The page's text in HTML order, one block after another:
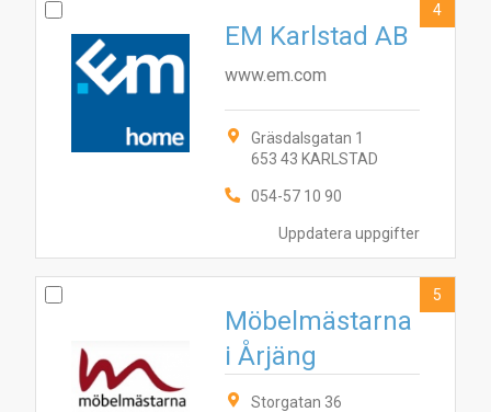
Uppdatera uppgifter
EM Karlstad AB
www.em.com
Gräsdalsgatan 1
653 43 KARLSTAD
054-57 10 90
4
Möbelmästarna
i Årjäng
Storgatan 36
5